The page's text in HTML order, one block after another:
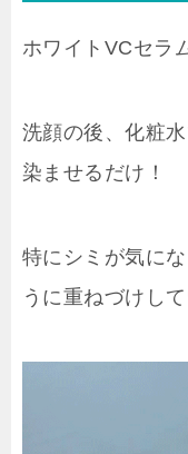
ホワイトVCセラ
洗顔の後、化粧
染ませるだけ！
特にシミが気に
うに重ねづけして